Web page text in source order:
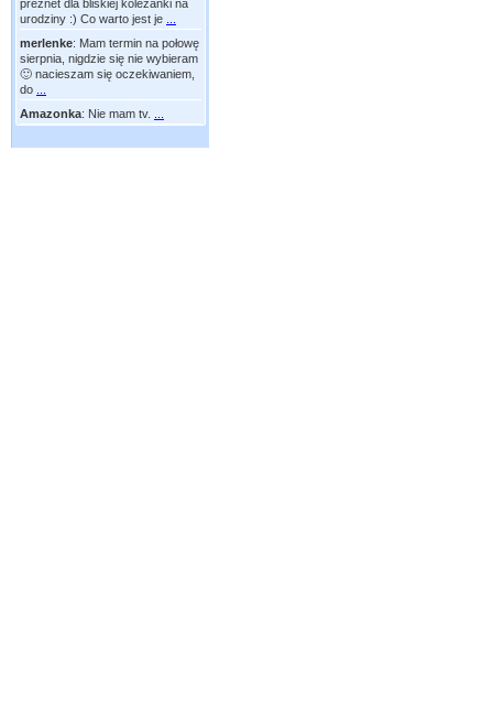
preznet dla bliskiej koleżanki na
urodziny :) Co warto jest je
merlenke: Mam termin na połowę
sierpnia, nigdzie się nie wybieram
🙂 nacieszam się oczekiwaniem,
do
Amazonka: Nie mam tv.